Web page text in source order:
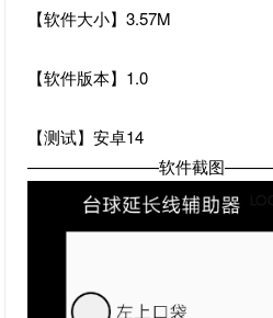
【软件大小】3.57M
【软件版本】1.0
【测试】安卓14
————————软件截图